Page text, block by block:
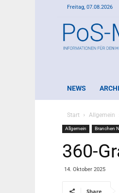
Freitag, 07.08.2026
Mail
NEWS
Start Allgemein
Allgemein Branchen
360-
14. Oktober 2025
Share